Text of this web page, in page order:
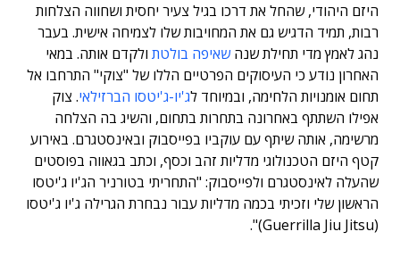
היזם היהודי, שהחל את דרכו בגיל צעיר יחסית ושחווה הצלחות
רבות, תמיד הדגיש גם את המחויבות שלו לצמיחה אישית. בעבר
נהג לאמץ מדי תחילת שנהשאיפה בולטת ולקדם אותה. במאי
האחרון נודע כי העיסוקים הפרטיים הללו של "צוקי" התרחבו אל
תחום אומנויות הלחימה, ובמיוחד לג'יו-ג'יטסו הברזילאי. צוק
אפילו השתתף באחרונה בתחרות בתחום, והשיג בה הצלחה
מרשימה, אותה שיתף עם עוקביו בפייסבוק ובאינסטגרם. באירוע
קטף היזם הטכנולוגי מדליות זהב וכסף, וכתב בגאווה בפוסטים
שהעלה לאינסטגרם ולפייסבוק: "התחריתי בטורניר הג'יו ג'יטסו
הראשון שלי וזכיתי בכמה מדליות עבור נבחרת הגרילה ג'יו ג'יטסו
(Guerrilla Jiu Jitsu)".